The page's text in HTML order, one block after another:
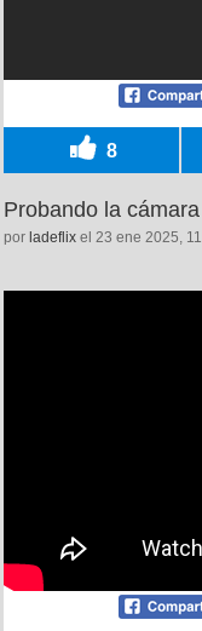
8
Probando la
por ladeflix el 23 ene 2025,